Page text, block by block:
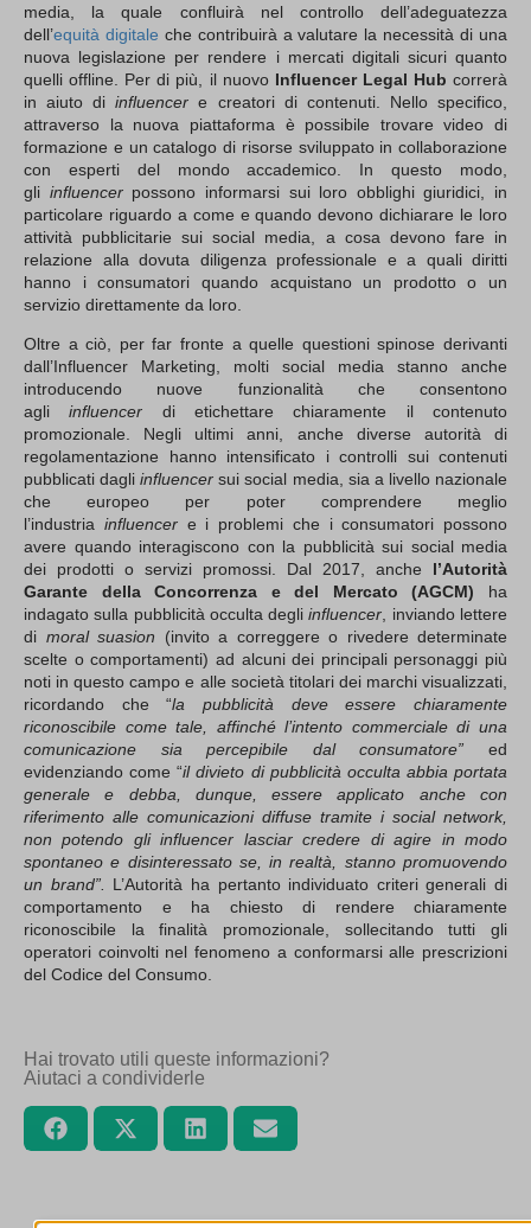
media, la quale confluirà nel controllo dell’adeguatezza
dell’equità digitale che contribuirà a valutare la necessità di una
nuova legislazione per rendere i mercati digitali sicuri quanto
quelli offline. Per di più, il nuovo Influencer Legal Hub correrà
in aiuto diinfluencer e creatori di contenuti. Nello specifico,
attraverso la nuova piattaforma è possibile trovare video di
formazione e un catalogo di risorse sviluppato in collaborazione
con esperti del mondo accademico. In questo modo,
gli influencerpossono informarsi sui loro obblighi giuridici, in
particolare riguardo a come e quando devono dichiarare le loro
attività pubblicitarie sui social media, a cosa devono fare in
relazione alla dovuta diligenza professionale e a quali diritti
hanno i consumatori quando acquistano un prodotto o un
servizio direttamente da loro.
Oltre a ciò, per far fronte a quelle questioni spinose derivanti
dall’Influencer Marketing, molti social media stanno anche
introducendo nuove funzionalità che consentono
agliinfluencer di etichettare chiaramente il contenuto
promozionale. Negli ultimi anni, anche diverse autorità di
regolamentazione hanno intensificato i controlli sui contenuti
pubblicati dagliinfluencer sui social media, sia a livello nazionale
che europeo per poter comprendere meglio
l’industria influencere i problemi che i consumatori possono
avere quando interagiscono con la pubblicità sui social media
dei prodotti o servizi promossi. Dal 2017, anche l’Autorità
Garante della Concorrenza e del Mercato (AGCM) ha
indagato sulla pubblicità occulta degliinfluencer , inviando lettere
di moral suasion (invito a correggere o rivedere determinate
scelte o comportamenti) ad alcuni dei principali personaggi più
noti in questo campo e alle società titolari dei marchi visualizzati,
ricordando che “la pubblicità deve essere chiaramente
riconoscibile come tale, affinché l’intento commerciale di una
comunicazione sia percepibile dal consumatore” ed
evidenziando come “il divieto di pubblicità occulta abbia portata
generale e debba, dunque, essere applicato anche con
riferimento alle comunicazioni diffuse tramite i social network,
non potendo gli influencer lasciar credere di agire in modo
spontaneo e disinteressato se, in realtà, stanno promuovendo
un brand”. L’Autorità ha pertanto individuato criteri generali di
comportamento e ha chiesto di rendere chiaramente
riconoscibile la finalità promozionale, sollecitando tutti gli
operatori coinvolti nel fenomeno a conformarsi alle prescrizioni
del Codice del Consumo.
Hai trovato utili queste informazioni?
Aiutaci a condividerle